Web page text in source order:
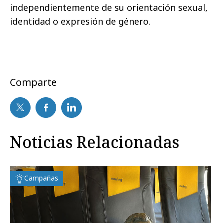
independientemente de su orientación sexual,
identidad o expresión de género.
Comparte
Noticias Relacionadas
Campañas